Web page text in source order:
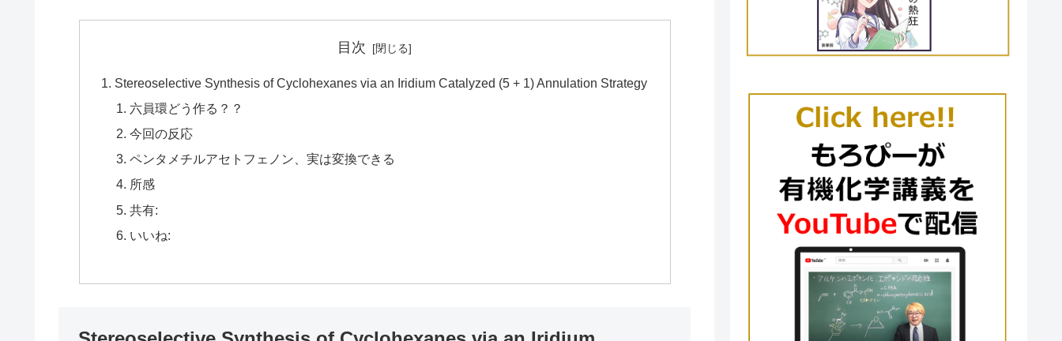
目次
Stereoselective Synthesis of Cyclohexanes via an Iridium Catalyzed (5 + 1) Annulation Strategy
六員環どう作る？？
今回の反応
ペンタメチルアセトフェノン、実は変換できる
所感
共有:
いいね: